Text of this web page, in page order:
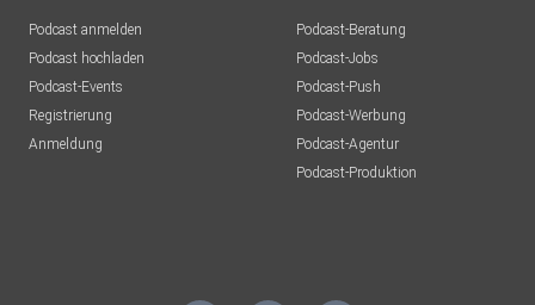
Podcast anmelden
Podcast hochladen
Podcast-Events
Registrierung
Anmeldung
Podcast-Beratung
Podcast-Jobs
Podcast-Push
Podcast-Werbung
Podcast-Agentur
Podcast-Produktion